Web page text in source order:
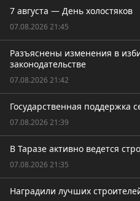
7 августа — День холостяков
07.08.2026 21:45
Разъяснены изменения в
законодательстве
07.08.2026 21:42
Государственная поддержка
07.08.2026 21:39
В Таразе активно ведется
07.08.2026 21:35
Наградили лучших